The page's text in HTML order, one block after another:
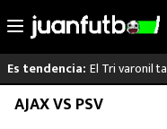
Saltar
Es tendencia: El Tri varonil
LO ÚLTIMO
AJAX VS PSV